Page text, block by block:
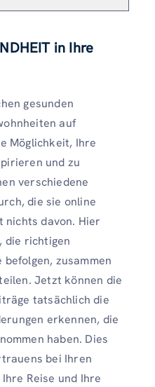
in Ihre
gesunden
auf
Möglichkeit, Ihre
und zu
verschiedene
die sie online
nichts davon. Hier
die richtigen
zusammen
Jetzt können die
tatsächlich die
erkennen, die
haben. Dies
bei Ihren
Reise und Ihre